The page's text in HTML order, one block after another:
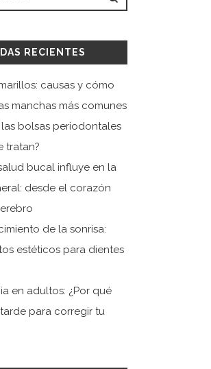
RECIENTES
causas y cómo
manchas más comunes
las bolsas periodontales
tratan?
bucal influye en la
desde el corazón
de la sonrisa:
estéticos para dientes
en adultos: ¿Por qué
para corregir tu